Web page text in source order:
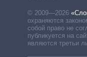
© 2009—2026
охраняются
собой право не
публикуется на
являются третьи